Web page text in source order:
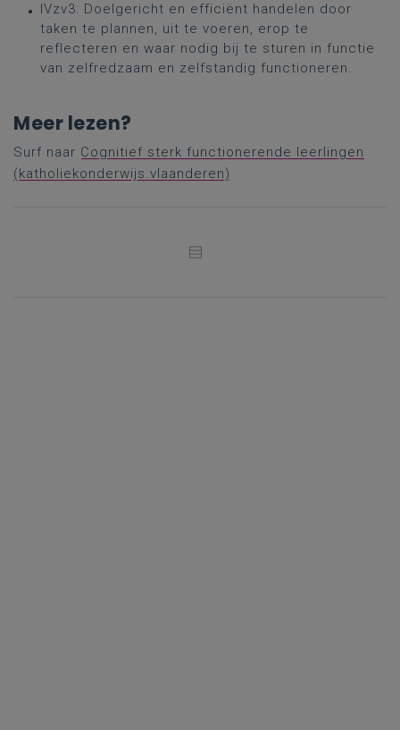
IVzv3: Doelgericht en efficiënt handelen door
taken te plannen, uit te voeren, erop te
reflecteren en waar nodig bij te sturen in functie
van zelfredzaam en zelfstandig functioneren.
Meer lezen?
Surf naar Cognitief sterk functionerende leerlingen
(katholiekonderwijs.vlaanderen)